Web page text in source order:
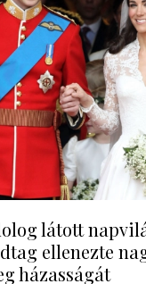
látott
ellenezte
házasságát